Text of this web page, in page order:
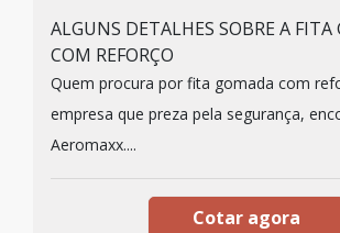
ALGUNS DETALHES SOBRE A FITA
COM REFORÇO
Quem procura por fita gomada com
empresa que preza pela segurança,
Aeromaxx....
Cotar agora